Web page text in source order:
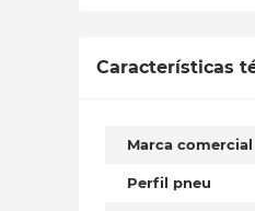
Características
Marca comercial
Perfil pneu